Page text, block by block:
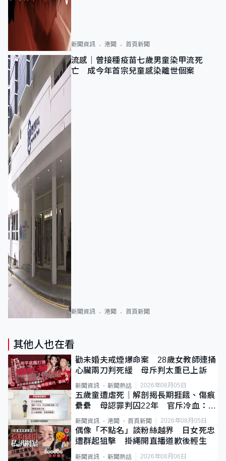
新聞資訊 港聞 首頁新聞
流感｜曾接種疫苗七歲男童染甲流死
亡 成今年首宗兒童感染離世個案
新聞資訊 港聞 首頁新聞
其他人也在看
勸未婚夫戒煙爆命案 28歲女教師連捅
心臟兩刀判死緩 母斥判太重已上訴
新聞資訊 新聞熱話 2026年08月05日
五歲童遭虐死｜解剖揭長期捱餓、傷痕
纍纍 母認罪判囚22年 官斥冷血：同
類案最惡劣
新聞資訊 港聞 首頁新聞 2026年08月05日
偶像「不點名」談粉絲越界 日女死忠
遭群起狙擊 掛繩開直播道歉後輕生
新聞資訊 新聞熱話 2026年08月06日